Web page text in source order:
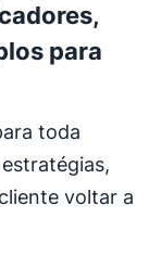
para
toda
voltar a